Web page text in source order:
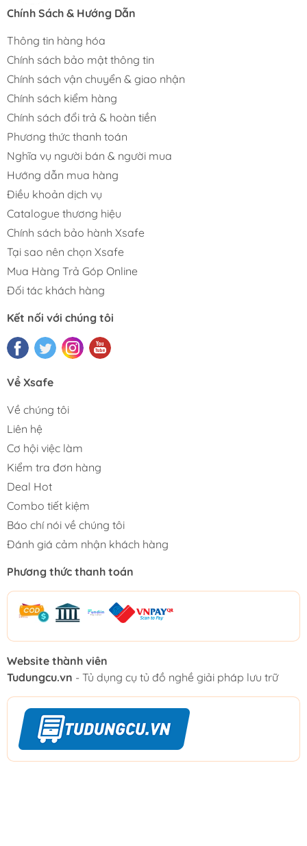
Chính Sách & Hướng Dẫn
Thông tin hàng hóa
Chính sách bảo mật thông tin
Chính sách vận chuyển & giao nhận
Chính sách kiểm hàng
Chính sách đổi trả & hoàn tiền
Phương thức thanh toán
Nghĩa vụ người bán & người mua
Hướng dẫn mua hàng
Điều khoản dịch vụ
Catalogue thương hiệu
Chính sách bảo hành Xsafe
Tại sao nên chọn Xsafe
Mua Hàng Trả Góp Online
Đối tác khách hàng
Kết nối với chúng tôi
Về Xsafe
Về chúng tôi
Liên hệ
Cơ hội việc làm
Kiểm tra đơn hàng
Deal Hot
Combo tiết kiệm
Báo chí nói về chúng tôi
Đánh giá cảm nhận khách hàng
Phương thức thanh toán
Website thành viên
Tudungcu.vn - Tủ dụng cụ tủ đồ nghề giải pháp lưu trữ